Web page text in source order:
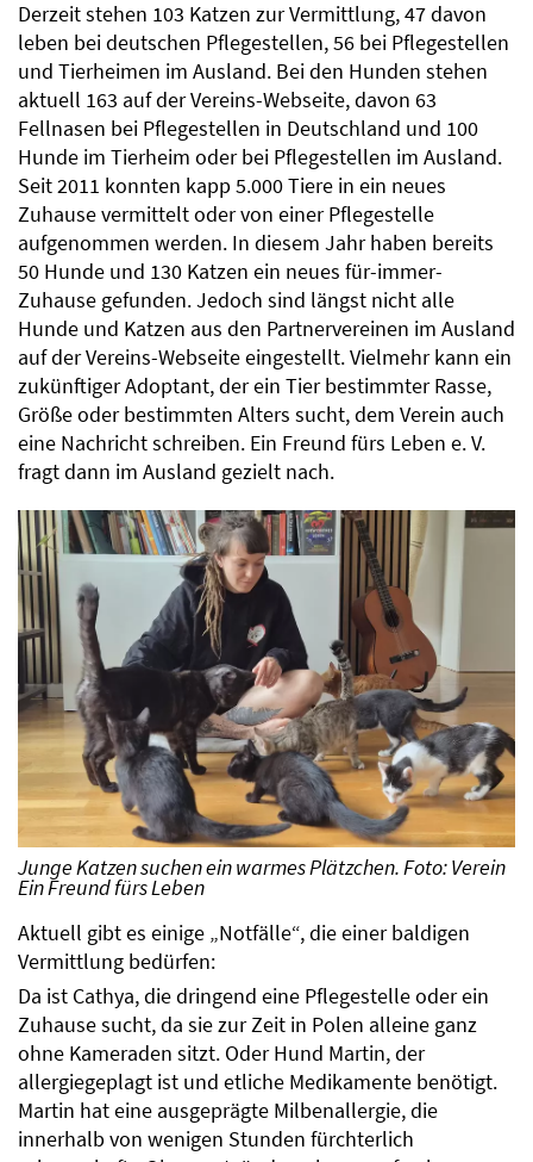
Derzeit stehen 103 Katzen zur Vermittlung, 47 davon
leben bei deutschen Pflegestellen, 56 bei Pflegestellen
und Tierheimen im Ausland. Bei den Hunden stehen
aktuell 163 auf der Vereins-Webseite, davon 63
Fellnasen bei Pflegestellen in Deutschland und 100
Hunde im Tierheim oder bei Pflegestellen im Ausland.
Seit 2011 konnten kapp 5.000 Tiere in ein neues
Zuhause vermittelt oder von einer Pflegestelle
aufgenommen werden. In diesem Jahr haben bereits
50 Hunde und 130 Katzen ein neues für-immer-
Zuhause gefunden. Jedoch sind längst nicht alle
Hunde und Katzen aus den Partnervereinen im Ausland
auf der Vereins-Webseite eingestellt. Vielmehr kann ein
zukünftiger Adoptant, der ein Tier bestimmter Rasse,
Größe oder bestimmten Alters sucht, dem Verein auch
eine Nachricht schreiben. Ein Freund fürs Leben e. V.
fragt dann im Ausland gezielt nach.
Junge Katzen suchen ein warmes Plätzchen. Foto: Verein
Ein Freund fürs Leben
Aktuell gibt es einige „Notfälle“, die einer baldigen
Vermittlung bedürfen:
Da ist Cathya, die dringend eine Pflegestelle oder ein
Zuhause sucht, da sie zur Zeit in Polen alleine ganz
ohne Kameraden sitzt. Oder Hund Martin, der
allergiegeplagt ist und etliche Medikamente benötigt.
Martin hat eine ausgeprägte Milbenallergie, die
innerhalb von wenigen Stunden fürchterlich